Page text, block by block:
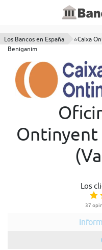
Los Bancos en España ⭐Caixa
Beniganim
Ontinyent
Los
37